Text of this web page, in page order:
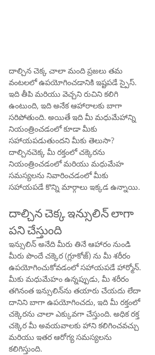
దాల్చిన చెక్క చాలా మంది ప్రజలు తమ
వంటలలో ఉపయోగించడానికి ఇష్టపడే స్పైస్.
ఇది తీపి మరియు వెచ్చని రుచిని కలిగి
ఉంటుంది, ఇది అనేక ఆహారాలకు బాగా
సరిపోతుంది. అయితే ఇది మీ మధుమేహాన్ని
నియంత్రించడంలో కూడా మీకు
సహాయపడుతుందని మీకు తెలుసా?
దాల్చినచెక్క మీ రక్తంలో చక్కెరను
నియంత్రించడంలో మరియు మధుమేహ
సమస్యలను నివారించడంలో మీకు
సహాయపడే కొన్ని మార్గాలు ఇక్కడ ఉన్నాయి.
దాల్చిన చెక్క ఇన్సులిన్ లాగా
పని చేస్తుంది
ఇన్సులిన్ అనేది మీరు తినే ఆహారం నుండి
మీరు పొందే చక్కెర (గ్లూకోజ్) ను మీ శరీరం
ఉపయోగించుకోవడంలో సహాయపడే హార్మోన్.
మీకు మధుమేహం ఉన్నప్పుడు, మీ శరీరం
తగినంత ఇన్సులిన్‌ను తయారు చేయదు లేదా
దానిని బాగా ఉపయోగించదు, ఇది మీ రక్తంలో
చక్కెరను చాలా ఎక్కువగా చేస్తుంది. అధిక రక్త
చక్కెర మీ అవయవాలకు హాని కలిగించవచ్చు
మరియు ఇతర ఆరోగ్య సమస్యలను
కలిగిస్తుంది.